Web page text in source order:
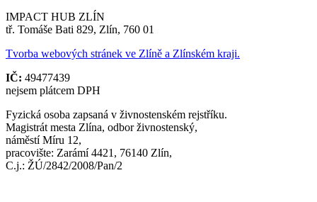
IMPACT HUB ZLÍN
tř. Tomáše Bati 829, Zlín, 760 01
Tvorba webových stránek ve Zlíně a Zlínském kraji.
IČ: 49477439
nejsem plátcem DPH
Fyzická osoba zapsaná v živnostenském rejstříku.
Magistrát mesta Zlína, odbor živnostenský,
náměstí Míru 12,
pracovište: Zarámí 4421, 76140 Zlín,
C.j.: ŽÚ/2842/2008/Pan/2